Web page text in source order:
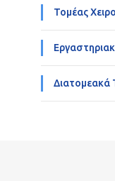
Τομέας
Διατομεακά